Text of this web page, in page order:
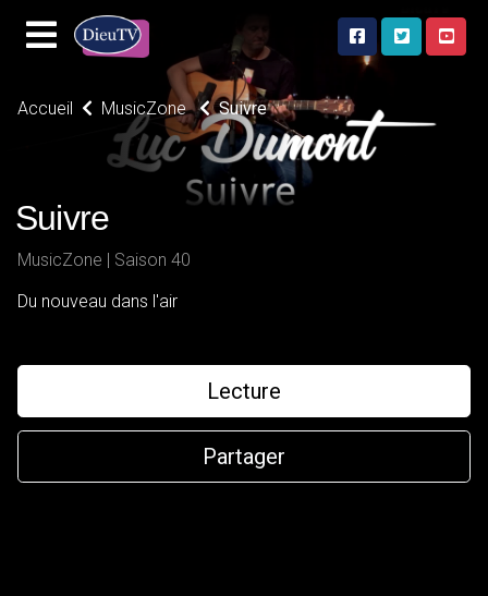
Accueil MusicZone Suivre
Suivre
MusicZone | Saison 40
Du nouveau dans l'air
Lecture
Partager